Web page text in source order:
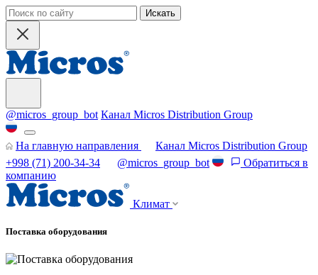
Искать
@micros_group_bot Канал Micros Distribution Group
На главную направления
Канал Micros Distribution Group
+998 (71) 200-34-34
@micros_group_bot
Обратиться в
компанию
Климат
Поставка оборудования